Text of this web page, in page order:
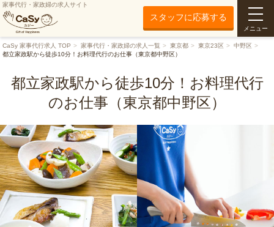
家事代行・家政婦の求人サイト
スタッフに応募する
メニュー
CaSy 家事代行求人 TOP 家事代行・家政婦の求人一覧 東京都 東京23区
中野区
都立家政駅から徒歩10分！お料理代行のお仕事（東京都中野区）
都立家政駅から徒歩10分！お料理代行
のお仕事（東京都中野区）